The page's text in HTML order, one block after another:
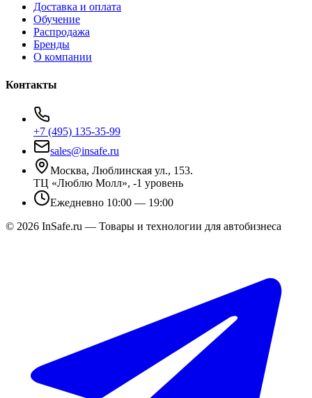
Доставка и оплата
Обучение
Распродажа
Бренды
О компании
Контакты
+7 (495) 135-35-99
sales@insafe.ru
Москва, Люблинская ул., 153.
ТЦ «Люблю Молл», -1 уровень
Ежедневно 10:00 — 19:00
© 2026 InSafe.ru — Товары и технологии для автобизнеса